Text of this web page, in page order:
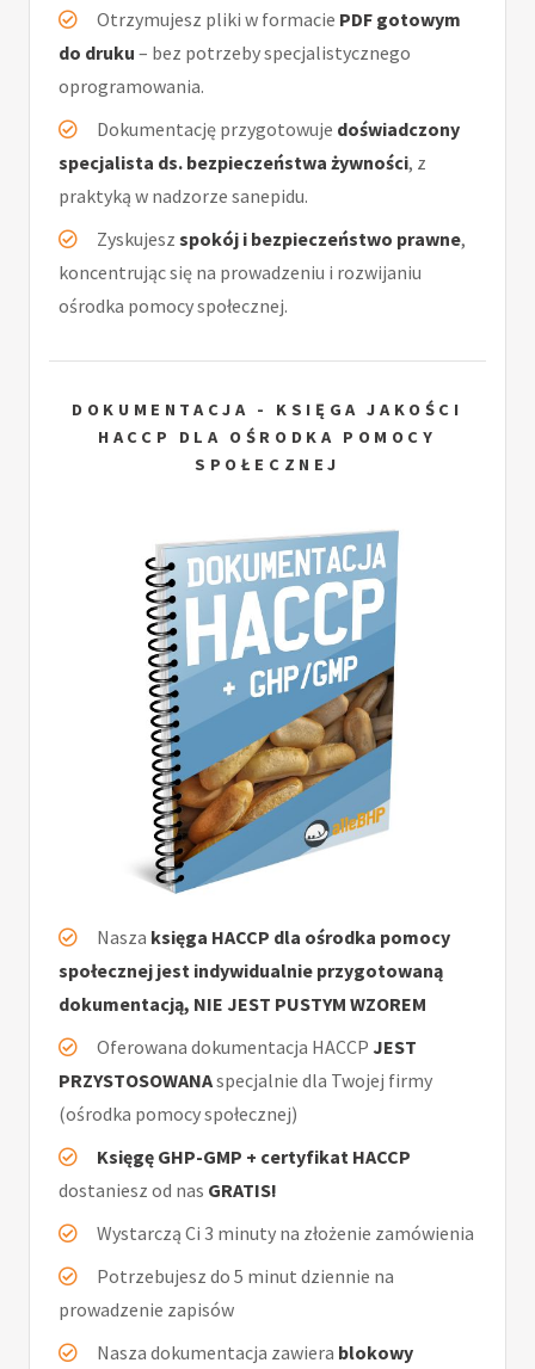
Otrzymujesz pliki w formacie PDF gotowym
do druku – bez potrzeby specjalistycznego
oprogramowania.
Dokumentację przygotowuje doświadczony
specjalista ds. bezpieczeństwa żywności, z
praktyką w nadzorze sanepidu.
Zyskujesz spokój i bezpieczeństwo prawne,
koncentrując się na prowadzeniu i rozwijaniu
ośrodka pomocy społecznej.
DOKUMENTACJA - KSIĘGA JAKOŚCI
HACCP DLA OŚRODKA POMOCY
SPOŁECZNEJ
Nasza księga HACCP dla ośrodka pomocy
społecznej jest indywidualnie przygotowaną
dokumentacją, NIE JEST PUSTYM WZOREM
Oferowana dokumentacja HACCP JEST
PRZYSTOSOWANAspecjalnie dla Twojej firmy
(ośrodka pomocy społecznej)
Księgę GHP-GMP + certyfikat HACCP
dostaniesz od nas GRATIS!
Wystarczą Ci 3 minuty na złożenie zamówienia
Potrzebujesz do 5 minut dziennie na
prowadzenie zapisów
Nasza dokumentacja zawiera blokowy